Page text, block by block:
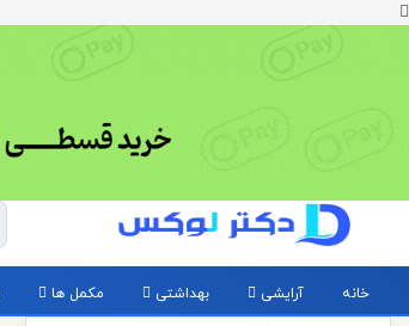
خانه آرایشی بهداشتی مکمل ها